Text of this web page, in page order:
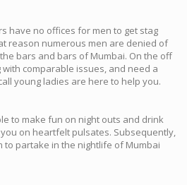
have no offices for men to get stag
reason numerous men are denied of
bars and bars of Mumbai. On the off
comparable issues, and need a
young ladies are here to help you.
to make fun on night outs and drink
on heartfelt pulsates. Subsequently,
to partake in the nightlife of Mumbai